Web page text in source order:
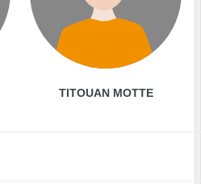
TITOUAN MOTTE